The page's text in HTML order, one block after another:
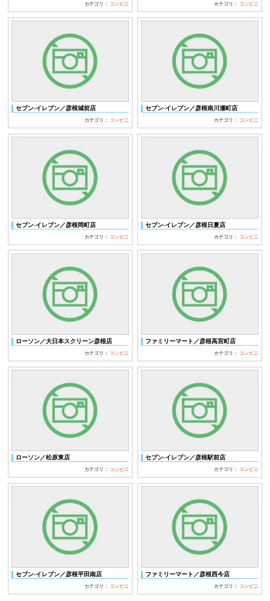
カテゴリ： コンビニ カテゴリ： コンビニ
セブン‐イレブン／彦根城前店
カテゴリ： コンビニ
セブン‐イレブン／彦根南川瀬町店
カテゴリ： コンビニ
セブン‐イレブン／彦根岡町店
カテゴリ： コンビニ
セブン‐イレブン／彦根日夏店
カテゴリ： コンビニ
ローソン／大日本スクリーン彦根店
カテゴリ： コンビニ
ファミリーマート／彦根高宮町店
カテゴリ： コンビニ
ローソン／松原東店
カテゴリ： コンビニ
セブン‐イレブン／彦根駅前店
カテゴリ： コンビニ
セブン‐イレブン／彦根平田南店
カテゴリ： コンビニ
ファミリーマート／彦根西今店
カテゴリ： コンビニ